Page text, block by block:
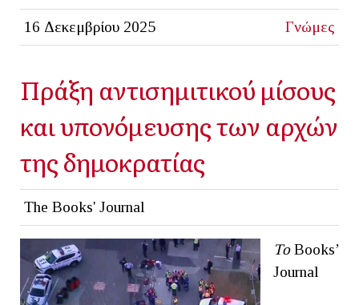
16 Δεκεμβρίου 2025 Γνώμες
Πράξη αντισημιτικού μίσους
και υπονόμευσης των αρχών
της δημοκρατίας
The Books' Journal
ΤοΒοοks’
Journal